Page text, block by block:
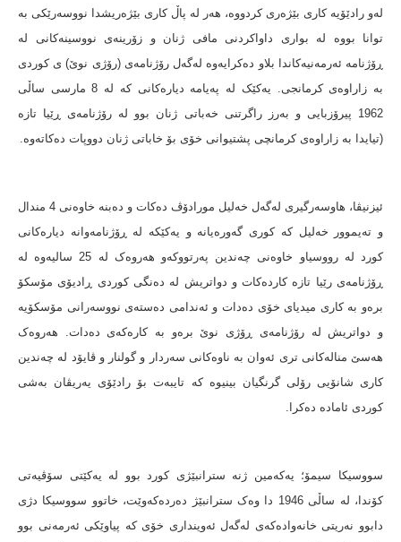
لەو رادێۆیە کاری بێژەری کردووە، هەر لە پاڵ کاری بێژەریشدا نووسەرێکی بە
توانا بووە لە بواری داواکردنی مافی ژنان و زۆرینەی نووسینەکانی لە
ڕۆژنامە ئەرمەنیەکاندا بلاو دەکرایەوە لەگەل رۆژنامەی (رۆژی نوێ) ی کوردی
بە زاراوەی کرمانجی. یەکێک لە پەیامە دیارەکانی کە لە 8 مارسی ساڵی
1962 پیرۆزبایی و بەرز راگرتنی خەباتی ژنان بوو لە رۆژنامەی ڕێیا تازە
(تیایدا بە زاراوەی کرمانچی پشتیوانی خۆی بۆ خاباتی ژنان دووپات دەکاتەوە.
ئیزنیڤا، هاوسەرگیری لەگەل خەلیل مورادۆڤ دەکات و دەبنە خاوەنی 4 مندال
و تەیموور خەلیل کە کوری گەورەیانە و یەکێکە لە ڕۆژنامەوانە دیارەکانی
کورد لە رووسیاو خاوەنی چەندین پەرتووکەو هەروەک لە 25 سالیەوە لە
ڕۆژنامەی رێیا تازە کاردەکات و دواتریش لە دەنگی کوردی ڕادیۆی مۆسکۆ
برەو بە کاری میدیای خۆی دەدات و ئەندامی دەستەی نووسەرانی مۆسکۆیە
و دواتریش لە رۆژنامەی ڕۆژی نوێ برەو بە کارەکەی دەدات. هەروەک
هەسێ منالەکانی تری ئەوان بە ناوەکانی سەردار و گولنار و ڤایۆد لە چەندین
کاری شانۆیی رۆلی گرنگیان بینیوە کە تایبەت بۆ رادێۆی یەریڤان بەشی
کوردی ئامادە دەکرا.
سووسیکا سیمۆ؛ یەکەمین ژنە سترانبێژی کورد بوو لە یەکێتی سۆڤیەتی
کۆندا، لە ساڵی 1946 دا وەک سترانبێژ دەردەکەوێت، خاتوو سووسیکا دژی
دابوو نەریتی خانەوادەکەی لەگەل ئەوینداری خۆی کە پیاوێکی ئەرمەنی بوو